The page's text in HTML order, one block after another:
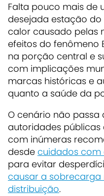
Falta pouco mais de
desejada estação
calor causado pelas
efeitos do fenômeno
na porção central e
com implicações
marcas históricas e
quanto a saúde da
O cenário não
autoridades públicas
com inúmeras
desde cuidados com
para evitar
causar a sobrecarga
distribuição.